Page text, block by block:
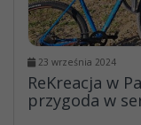
23 września 2024
ReKreacja w
przygoda w